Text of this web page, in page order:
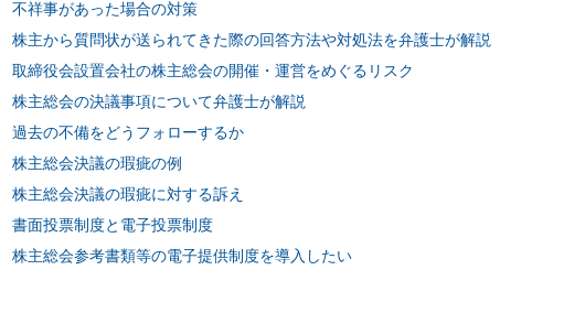
不祥事があった場合の対策
株主から質問状が送られてきた際の回答方法や対処法を弁護士が解説
取締役会設置会社の株主総会の開催・運営をめぐるリスク
株主総会の決議事項について弁護士が解説
過去の不備をどうフォローするか
株主総会決議の瑕疵の例
株主総会決議の瑕疵に対する訴え
書面投票制度と電子投票制度
株主総会参考書類等の電子提供制度を導入したい